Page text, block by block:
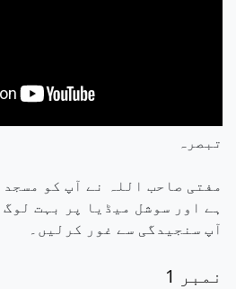
تبصرہ
مفتی صاحب اللہ نے آپ کو
ہے اور سوشل میڈیا پر بہت
آپ سنجیدگی سے غور کرلیں۔
نمبر 1